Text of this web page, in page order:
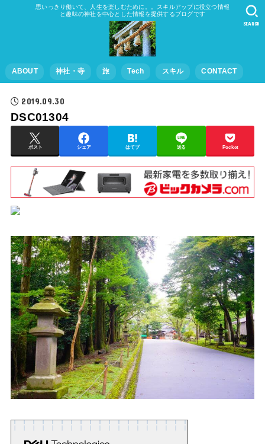
思いっきり働いて、人生を楽しむために。。スキルアップに役立つ情報
と趣味の神社を中心とした情報を提供するブログです
ABOUT 神社・寺 旅 Tech スキル CONTACT
SEARCH
2019.09.30
DSC01304
ポスト シェア はてブ 送る Pocket